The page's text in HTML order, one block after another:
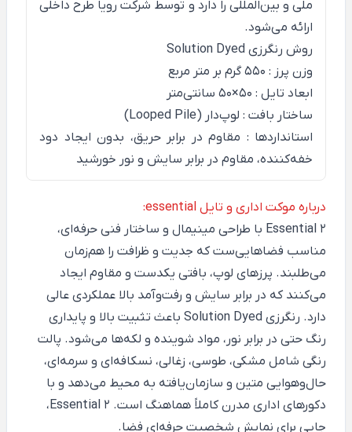
ملی و بین‌المللی را دارد و توسط شرکت رویا طرح داخلی
ارائه می‌شود.
روش رنگرزی Solution Dyed
وزن پرز : 550 گرم بر متر مربع
ابعاد تایل : 50×50 سانتی‌متر
ساختار بافت : لوپ‌دار (Looped Pile)
استانداردها : مقاوم در برابر حریق، بدون ایجاد دود
خفه‌کننده، مقاوم در برابر سایش و نور خورشید
درباره موکت اداری و تایل essential:
Essential 2 با طراحی مینیمال و ساختار فنی حرفه‌ای،
مناسب فضاهایی‌ست که جدیت و ظرافت را هم‌زمان
می‌طلبند. پرزهای لوپ، بافتی یکدست و مقاوم ایجاد
می‌کنند که در برابر سایش و رفت‌وآمد بالا عملکردی عالی
دارد. رنگرزی Solution Dyed باعث تثبیت بالا و پایداری
رنگ حتی در برابر نور، مواد شوینده و لکه‌ها می‌شود. پالت
رنگی شامل مشکی، طوسی، زغالی، نسکافه‌ای و سرمه‌ای،
حال‌وهوایی متین و سازمان‌یافته به محیط می‌دهد و با
دکورهای اداری مدرن کاملاً هماهنگ است. Essential 2،
جایی برای نمایش شخصیت حرفه‌ای فضا.